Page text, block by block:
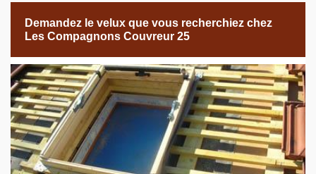
Demandez le velux que vous recherchiez chez
Les Compagnons Couvreur 25